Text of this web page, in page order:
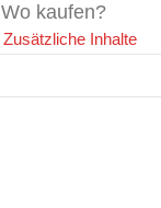
Wo kaufen?
Zusätzliche Inhalte